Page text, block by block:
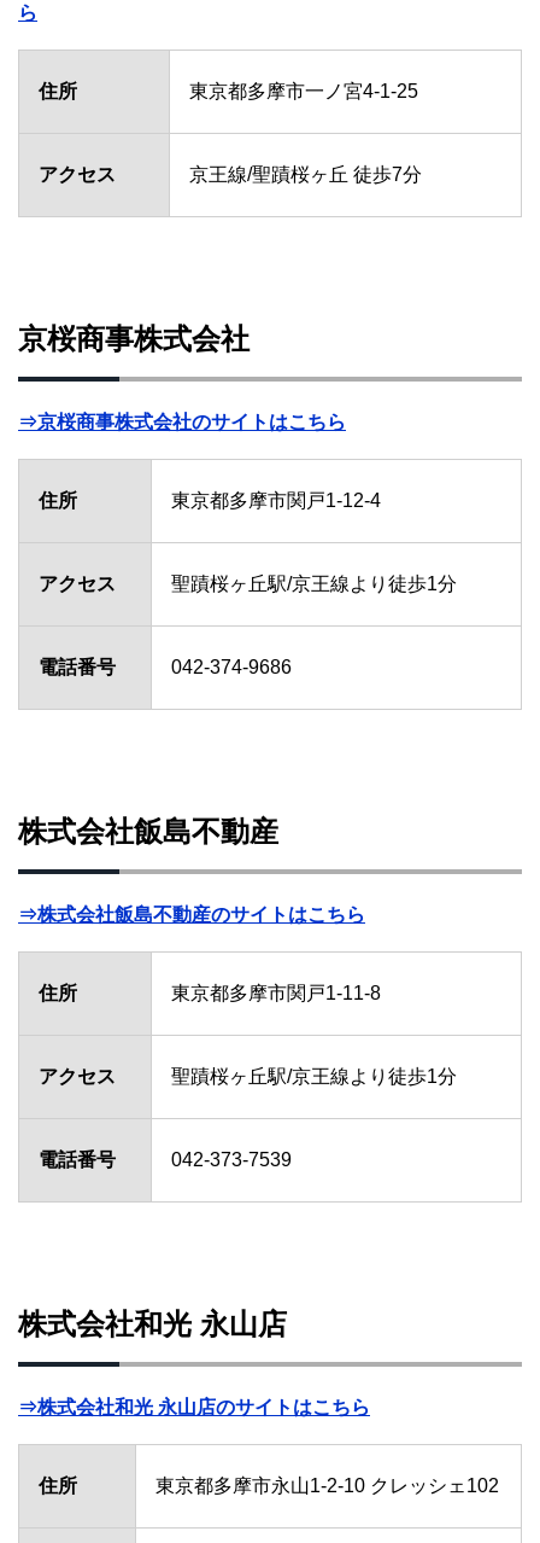
ら
住所 東京都多摩市一ノ宮4-1-25
アクセス 京王線/聖蹟桜ヶ丘 徒歩7分
京桜商事株式会社
⇒京桜商事株式会社のサイトはこちら
住所 東京都多摩市関戸1-12-4
アクセス 聖蹟桜ヶ丘駅/京王線より徒歩1分
電話番号 042-374-9686
株式会社飯島不動産
⇒株式会社飯島不動産のサイトはこちら
住所 東京都多摩市関戸1-11-8
アクセス 聖蹟桜ヶ丘駅/京王線より徒歩1分
電話番号 042-373-7539
株式会社和光 永山店
⇒株式会社和光 永山店のサイトはこちら
住所 東京都多摩市永山1-2-10 クレッシェ102